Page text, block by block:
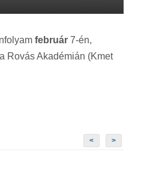
február 7-én,
Rovás Akadémián (Kmet
< >